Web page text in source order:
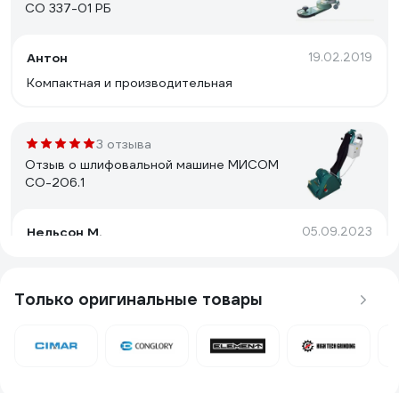
СО 337-01 РБ
Антон 19.02.2019
Компактная и производительная
3 отзыва
Отзыв о шлифовальной машине МИСОМ
СО-206.1
Нельсон М. 05.09.2023
Отзыв о Электрическая фрезеровальная
машина по бетону 250мм FR 250S TARS
Только оригинальные товары